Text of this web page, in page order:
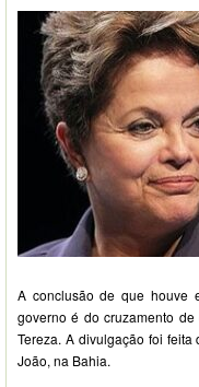
A conclusão de que houve
governo é do cruzamento
Tereza. A divulgação foi
João, na Bahia.